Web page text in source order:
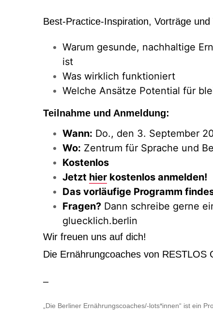
Best-Practice-Inspiration, Vorträge
Warum gesunde, nachhaltige
ist
Was wirklich funktioniert
Welche Ansätze Potential für
Teilnahme und Anmeldung:
Wann: Do., den 3. September
Wo: Zentrum für Sprache und
Kostenlos
Jetzt hier kostenlos anmelden!
Das vorläufige Programm
Fragen? Dann schreibe gerne
gluecklich.berlin
Wir freuen uns auf dich!
Die Ernährungcoaches von RESTLOS
–
„Die Berliner Ernährungscoaches/-lots*innen“ ist ein